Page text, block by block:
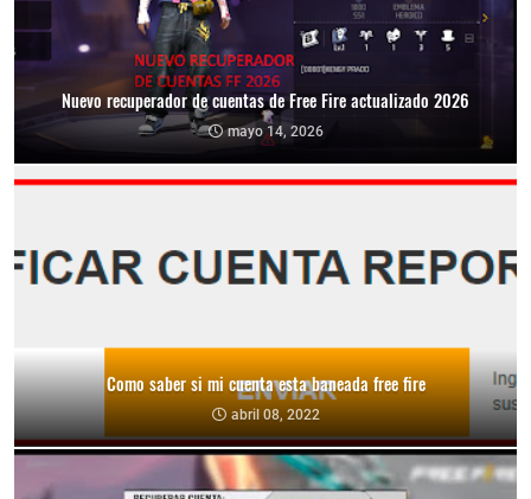
Nuevo recuperador de cuentas de Free Fire actualizado 2026
mayo 14, 2026
Como saber si mi cuenta esta baneada free fire
abril 08, 2022